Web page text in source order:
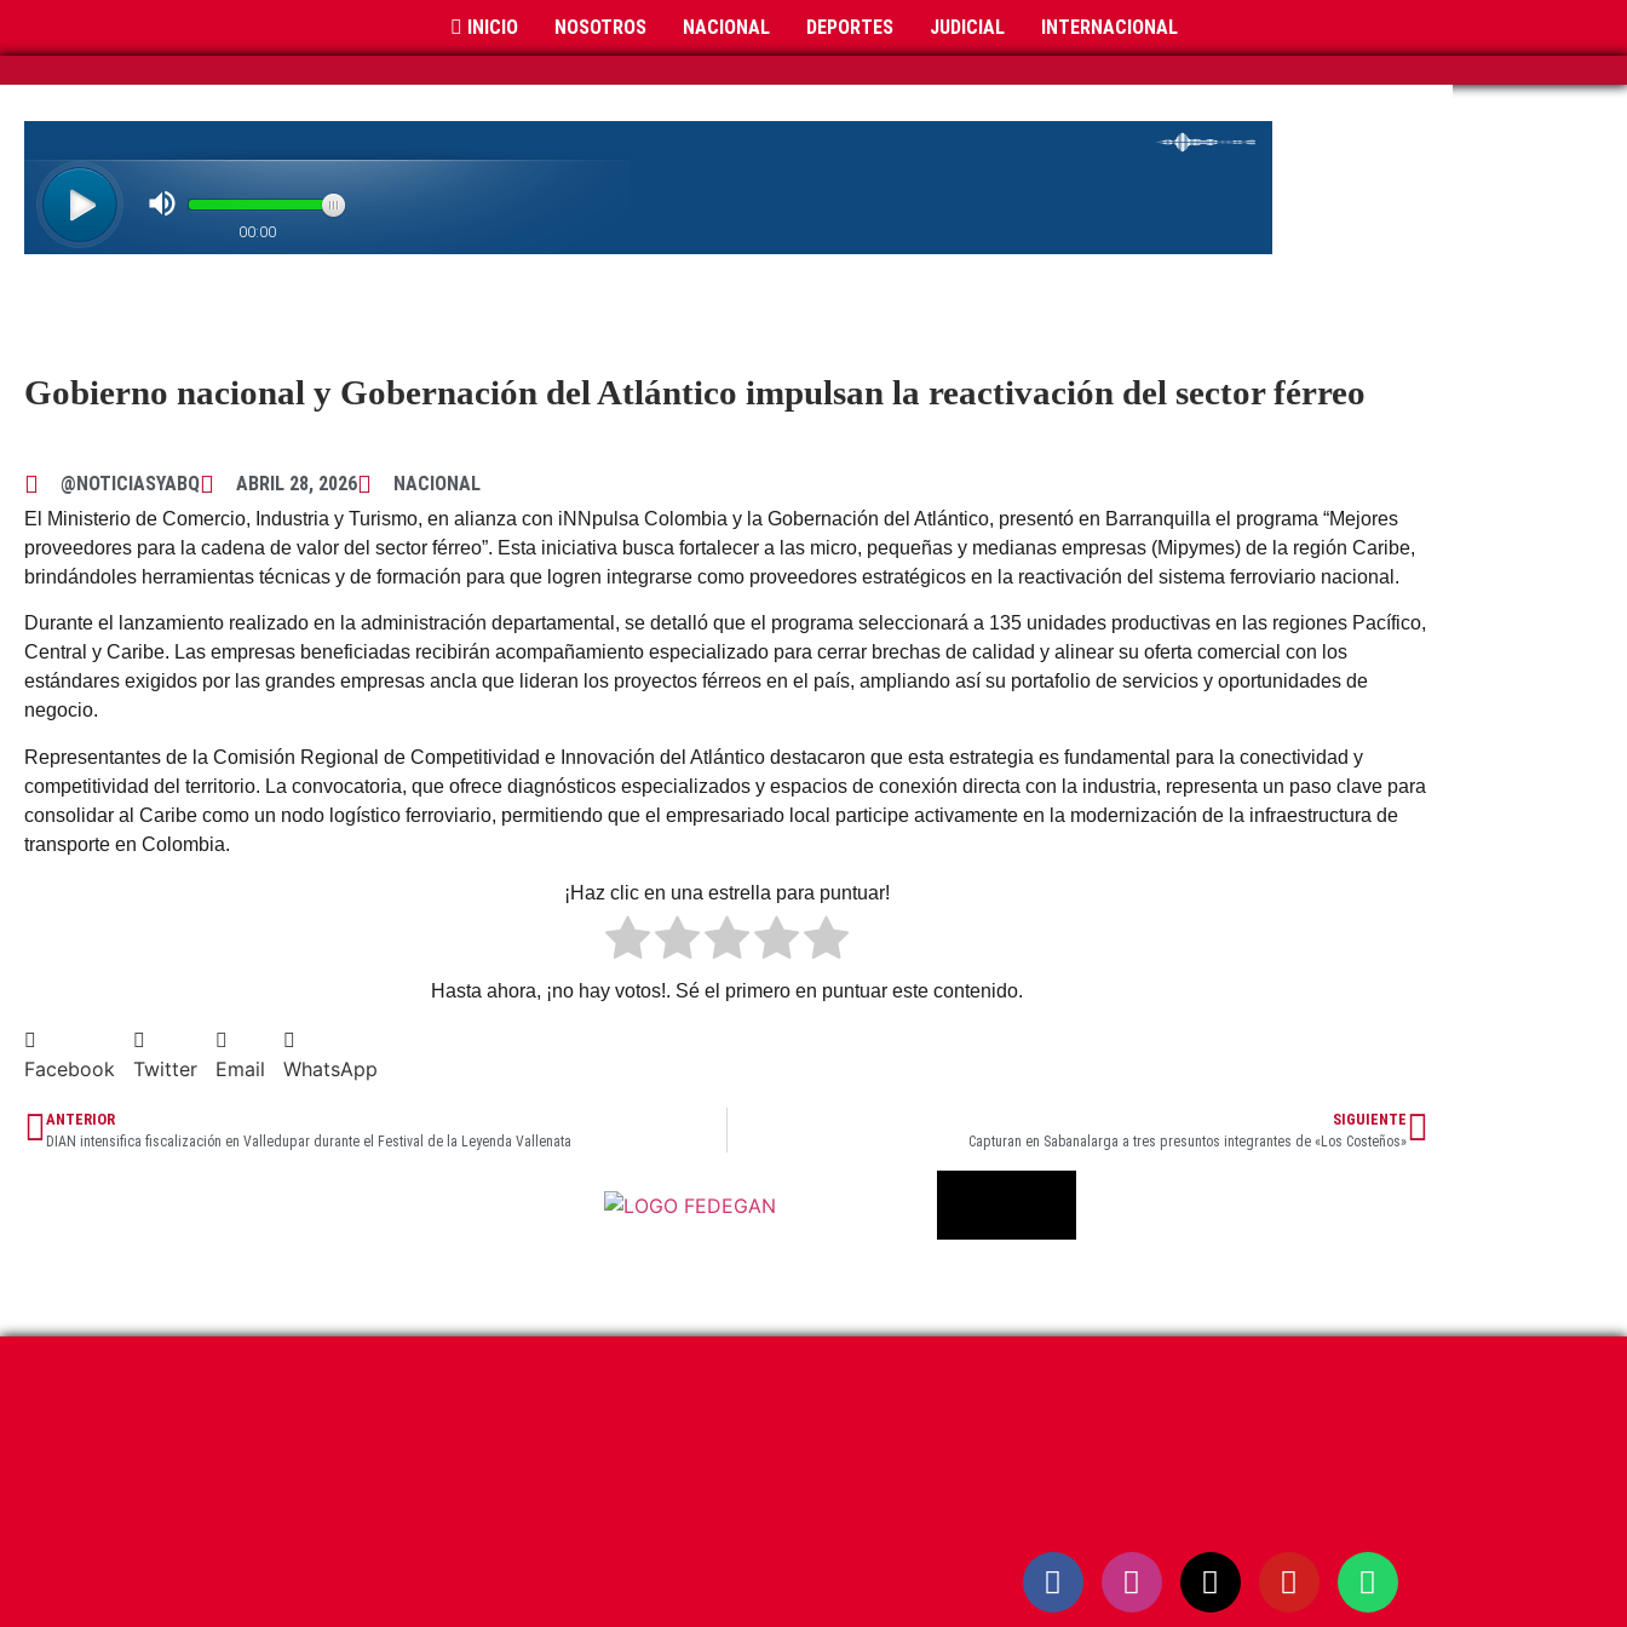
INICIO NOSOTROS NACIONAL DEPORTES JUDICIAL INTERNACIONAL
Gobierno nacional y Gobernación del Atlántico impulsan la reactivación del sector férreo
@NOTICIASYABQ ABRIL 28, 2026 NACIONAL
El Ministerio de Comercio, Industria y Turismo, en alianza con iNNpulsa Colombia y la Gobernación del Atlántico, presentó en Barranquilla el programa “Mejores
proveedores para la cadena de valor del sector férreo”. Esta iniciativa busca fortalecer a las micro, pequeñas y medianas empresas (Mipymes) de la región Caribe,
brindándoles herramientas técnicas y de formación para que logren integrarse como proveedores estratégicos en la reactivación del sistema ferroviario nacional.
Durante el lanzamiento realizado en la administración departamental, se detalló que el programa seleccionará a 135 unidades productivas en las regiones Pacífico,
Central y Caribe. Las empresas beneficiadas recibirán acompañamiento especializado para cerrar brechas de calidad y alinear su oferta comercial con los
estándares exigidos por las grandes empresas ancla que lideran los proyectos férreos en el país, ampliando así su portafolio de servicios y oportunidades de
negocio.
Representantes de la Comisión Regional de Competitividad e Innovación del Atlántico destacaron que esta estrategia es fundamental para la conectividad y
competitividad del territorio. La convocatoria, que ofrece diagnósticos especializados y espacios de conexión directa con la industria, representa un paso clave para
consolidar al Caribe como un nodo logístico ferroviario, permitiendo que el empresariado local participe activamente en la modernización de la infraestructura de
transporte en Colombia.
¡Haz clic en una estrella para puntuar!
Hasta ahora, ¡no hay votos!. Sé el primero en puntuar este contenido.
Facebook Twitter Email WhatsApp
ANTERIOR
DIAN intensifica fiscalización en Valledupar durante el Festival de la Leyenda Vallenata
SIGUIENTE
Capturan en Sabanalarga a tres presuntos integrantes de «Los Costeños»